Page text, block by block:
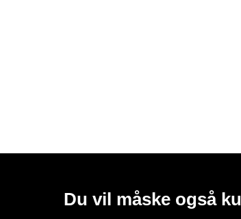
Du vil måske også